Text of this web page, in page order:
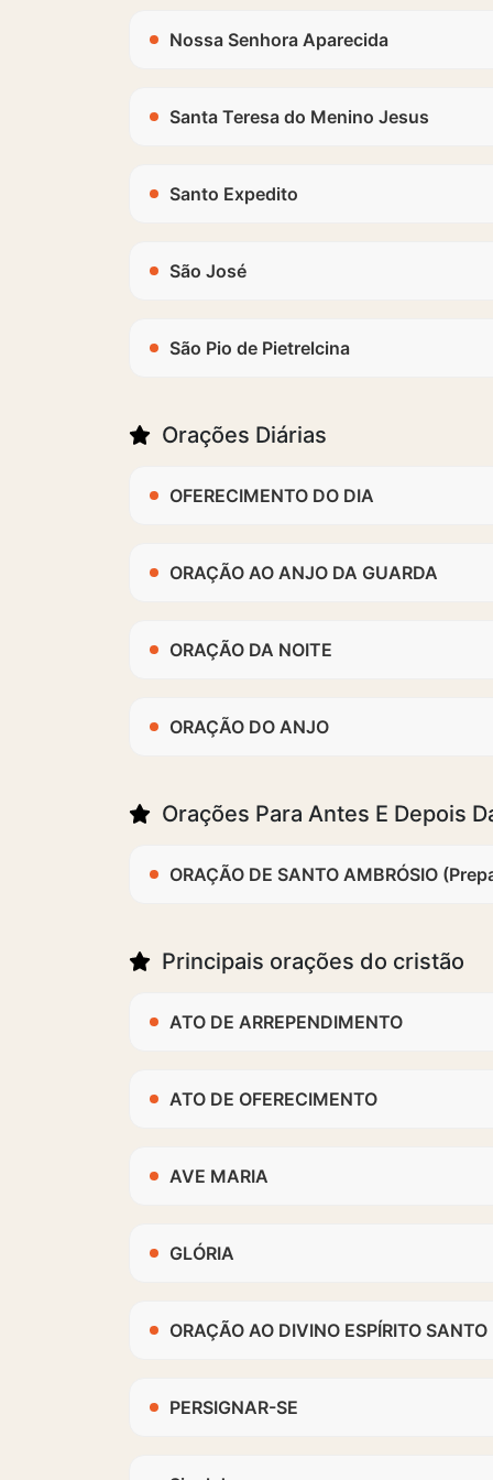
Nossa Senhora Aparecida
Santa Teresa do Menino Jesus
Santo Expedito
São José
São Pio de Pietrelcina
Orações Diárias
OFERECIMENTO DO DIA
ORAÇÃO AO ANJO DA GUARDA
ORAÇÃO DA NOITE
ORAÇÃO DO ANJO
Orações Para Antes E Depois
ORAÇÃO DE SANTO AMBRÓSIO
Principais orações do cristão
ATO DE ARREPENDIMENTO
ATO DE OFERECIMENTO
AVE MARIA
GLÓRIA
ORAÇÃO AO DIVINO ESPÍRITO SANTO
PERSIGNAR-SE